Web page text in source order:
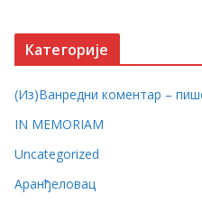
Категорије
(Из)Ванредни коментар –
IN MEMORIAM
Uncategorized
Аранђеловац